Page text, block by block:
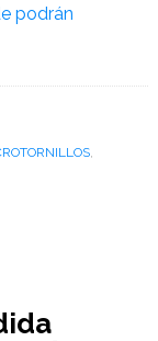
podrán
,